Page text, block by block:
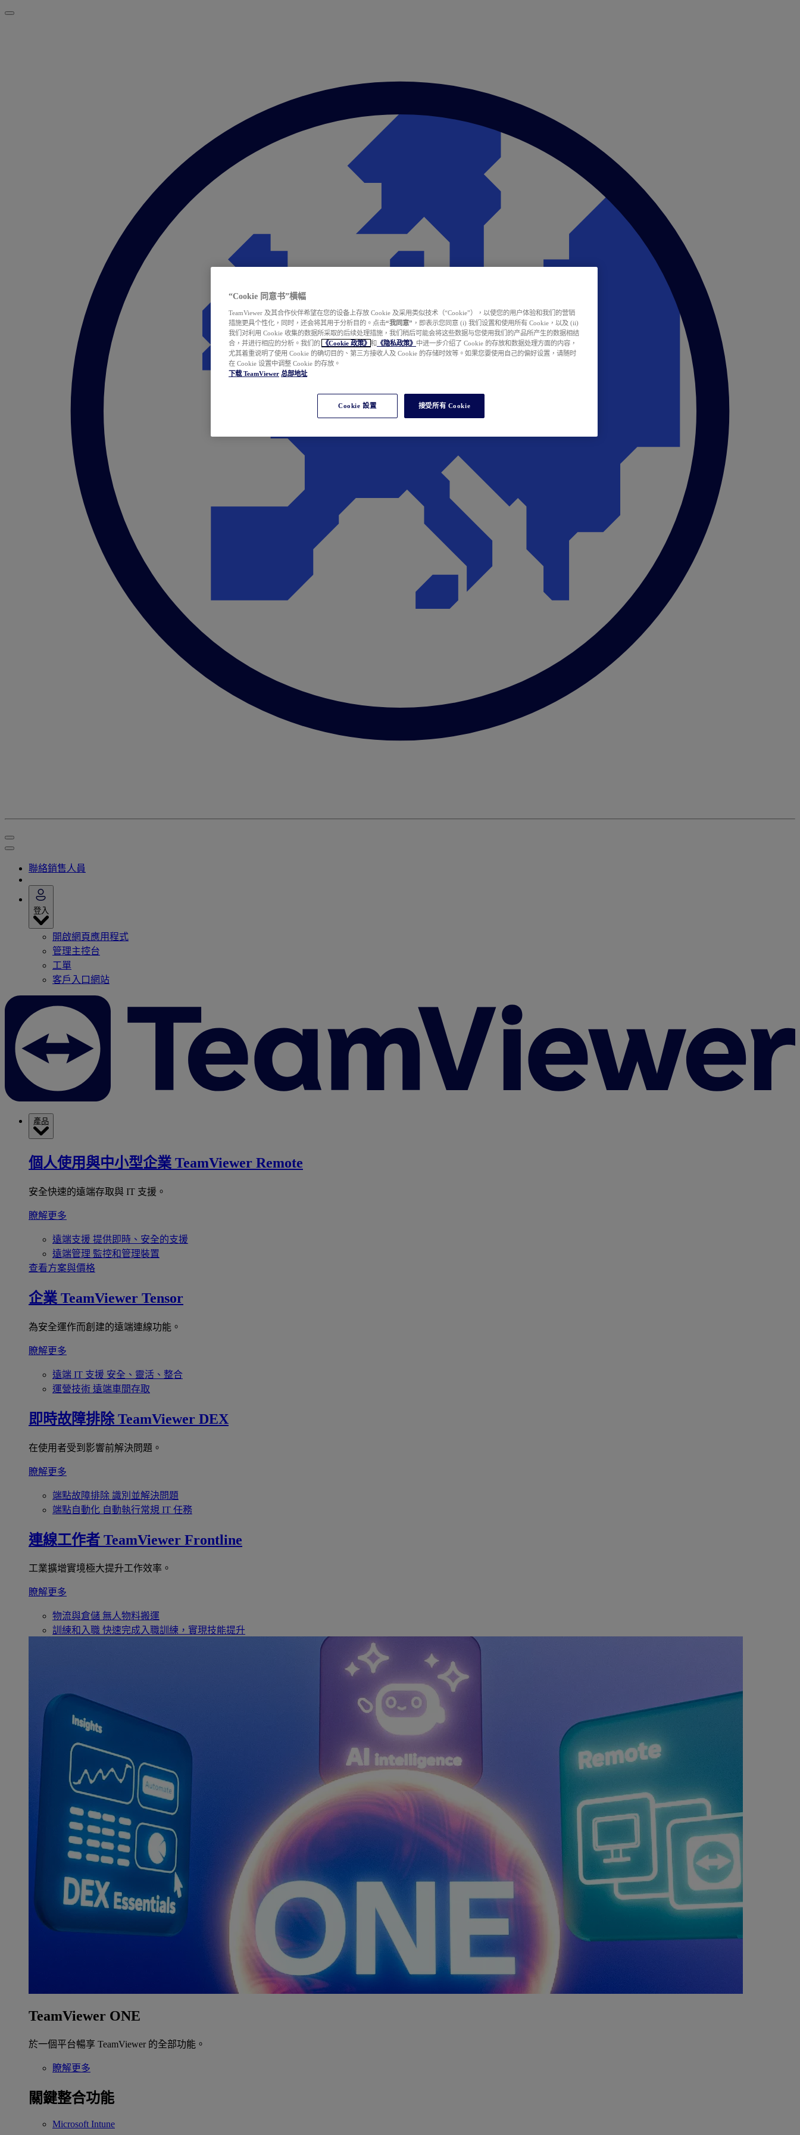
聯絡銷售人員
登入
開啟網頁應用程式
管理主控台
工單
客戶入口網站
產品
個人使用與中小型企業 TeamViewer Remote
安全快速的遠端存取與 IT 支援。
瞭解更多
遠端支援 提供即時、安全的支援
遠端管理 監控和管理裝置
查看方案與價格
企業 TeamViewer Tensor
為安全運作而創建的遠端連線功能。
瞭解更多
遠端 IT 支援 安全、靈活、整合
運營技術 遠端車間存取
即時故障排除 TeamViewer DEX
在使用者受到影響前解決問題。
瞭解更多
端點故障排除 識別並解決問題
端點自動化 自動執行常規 IT 任務
連線工作者 TeamViewer Frontline
工業擴增實境極大提升工作效率。
瞭解更多
物流與倉儲 無人物料搬運
訓練和入職 快速完成入職訓練，實現技能提升
TeamViewer ONE
於一個平台暢享 TeamViewer 的全部功能。
瞭解更多
關鍵整合功能
Microsoft Intune
“Cookie 同意书”横幅
TeamViewer 及其合作伙伴希望在您的设备上存放 Cookie 及采用类似技术（“Cookie”），以使您的用户体验和我们的营销
措施更具个性化，同时，还会将其用于分析目的。点击“我同意” ，即表示您同意 (i) 我们设置和使用所有 Cookie，以及 (ii)
我们对利用 Cookie 收集的数据所采取的后续处理措施，我们稍后可能会将这些数据与您使用我们的产品所产生的数据相结
合，并进行相应的分析。我们的
《Cookie 政策》 和 《隐私政策》 中进一步介绍了 Cookie 的存放和数据处理方面的内容，
尤其着重说明了使用 Cookie 的确切目的、第三方接收人及 Cookie 的存储时效等。如果您要使用自己的偏好设置，请随时
在 Cookie 设置中调整 Cookie 的存放。
下载 TeamViewer 总部地址
Cookie 設置 接受所有 Cookie